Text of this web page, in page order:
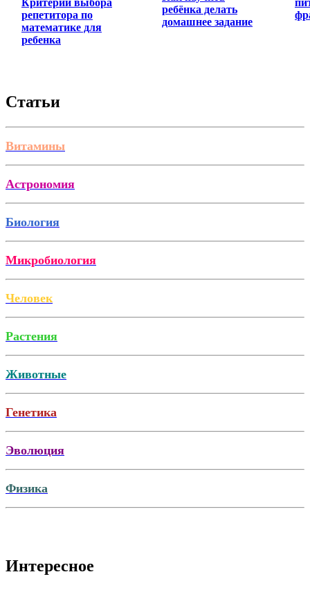
Критерии выбора
репетитора по
математике для
ребенка
ребёнка делать
домашнее задание
Статьи
Витамины
Астрономия
Биология
Микробиология
Человек
Растения
Животные
Генетика
Эволюция
Физика
Интересное